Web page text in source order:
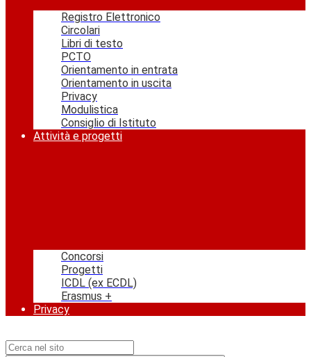
Registro Elettronico
Circolari
Libri di testo
PCTO
Orientamento in entrata
Orientamento in uscita
Privacy
Modulistica
Consiglio di Istituto
Attività e progetti
Concorsi
Progetti
ICDL (ex ECDL)
Erasmus +
Privacy